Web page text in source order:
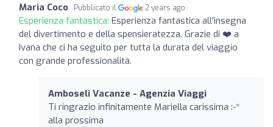
Maria Coco Pubblicato il 2 years ago
Esperienza fantastica: Esperienza fantastica all'insegna
del divertimento e della spensieratezza. Grazie di ❤️ a
Ivana che ci ha seguito per tutta la durata del viaggio
con grande professionalità.
Amboseli Vacanze - Agenzia Viaggi
Ti ringrazio infinitamente Mariella carissima :-*
alla prossima